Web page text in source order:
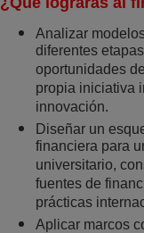
Analizar
diferentes
oportunidades
propia iniciativa
innovación.
Diseñar un
financiera para
universitario,
fuentes de
prácticas
Aplicar marcos